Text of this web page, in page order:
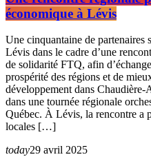
économique à Lévis
Une cinquantaine de partenaires
Lévis dans le cadre d’une
de solidarité FTQ, afin
prospérité des régions et de
développement dans
dans une tournée régionale
Québec. À Lévis, la rencontre a
locales […]
today29 avril 2025